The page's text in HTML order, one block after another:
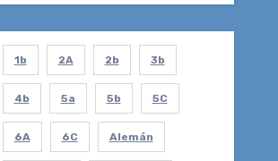
1b 2A 2b 3b
4b 5a 5b 5C
6A 6C Alemán